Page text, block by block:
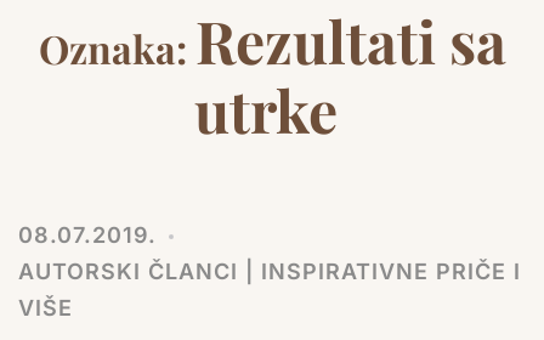
Oznaka: Rezultati sa
utrke
08.07.2019.
AUTORSKI ČLANCI | INSPIRATIVNE PRIČE I
VIŠE